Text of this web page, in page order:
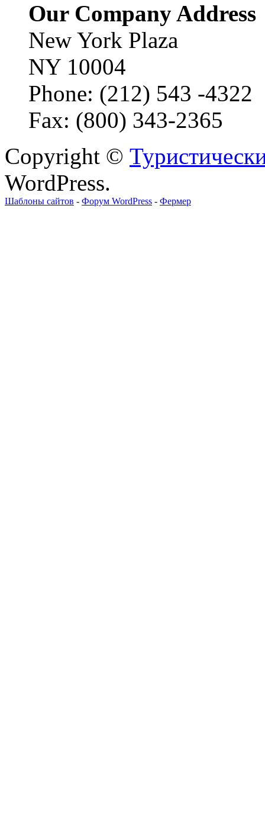
Our Company Address
New York Plaza
NY 10004
Phone: (212) 543 -4322
Fax: (800) 343-2365
Copyright ©
WordPress.
Шаблоны сайтов - Форум WordPress - Фермер